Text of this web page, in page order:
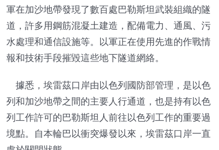
軍在加沙地帶發現了數百處巴勒斯坦武裝組織的隧
道，許多用鋼筋混凝土建造，配備電力、通風、污
水處理和通信設施等。以軍正在使用先進的作戰情
報和技術手段摧毀這些地下隧道網絡。
據悉，埃雷茲口岸由以色列國防部管理，是以色
列和加沙地帶之間的主要人行通道，也是持有以色
列工作許可的巴勒斯坦人前往以色列工作的重要過
境點。自本輪巴以衝突爆發以來，埃雷茲口岸一直